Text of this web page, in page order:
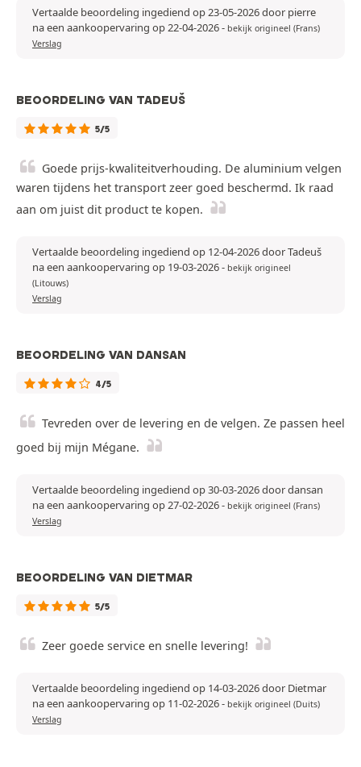
Vertaalde beoordeling ingediend op 23-05-2026 door pierre
na een aankoopervaring op 22-04-2026- bekijk origineel (Frans)
Verslag
BEOORDELING VAN TADEUŠ
5/5
Goede prijs-kwaliteitverhouding. De aluminium velgen
waren tijdens het transport zeer goed beschermd. Ik raad
aan om juist dit product te kopen.
Vertaalde beoordeling ingediend op 12-04-2026 door Tadeuš
na een aankoopervaring op 19-03-2026- bekijk origineel
(Litouws)
Verslag
BEOORDELING VAN DANSAN
4/5
Tevreden over de levering en de velgen. Ze passen heel
goed bij mijn Mégane.
Vertaalde beoordeling ingediend op 30-03-2026 door dansan
na een aankoopervaring op 27-02-2026- bekijk origineel (Frans)
Verslag
BEOORDELING VAN DIETMAR
5/5
Zeer goede service en snelle levering!
Vertaalde beoordeling ingediend op 14-03-2026 door Dietmar
na een aankoopervaring op 11-02-2026- bekijk origineel (Duits)
Verslag